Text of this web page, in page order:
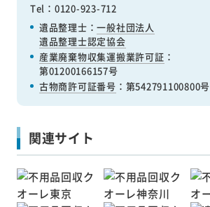
Tel：0120-923-712
遺品整理士：一般社団法人
遺品整理士認定協会
産業廃棄物収集運搬業許可証 ：
第01200166157号
古物商許可証番号 ：第542791100800号
関連サイト